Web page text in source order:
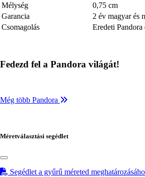
Mélység
0,75 cm
Garancia
2 év magyar és
Csomagolás
Eredeti Pandora
Fedezd fel a Pandora világát!
Még több Pandora
Méretválasztási segédlet
Segédlet a gyűrű méreted